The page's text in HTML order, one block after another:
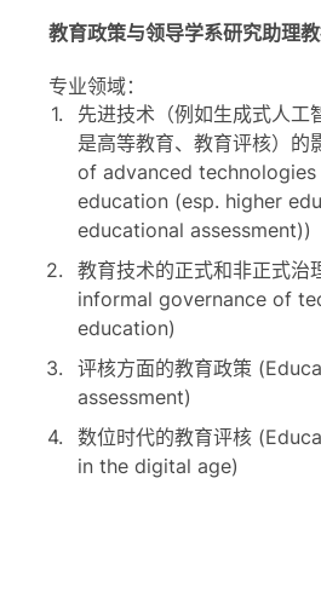
教育政策与领导学系研究助理
专业领域：
先进技术（例如生成式人工
是高等教育、教育评核）
of advanced technologies
education (esp. higher
educational assessment))
教育技术的正式和非正式治
informal governance of
education)
评核方面的教育政策
assessment)
数位时代的教育评核
in the digital age)